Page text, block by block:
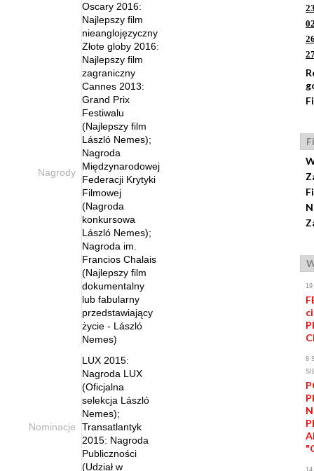
Nagrody
Oscary 2016:
Najlepszy film
nieanglojęzyczny
Złote globy 2016:
Najlepszy film
zagraniczny
Cannes 2013:
Grand Prix
Festiwalu
(Najlepszy film
László Nemes);
Nagroda
Międzynarodowej
Federacji Krytyki
Filmowej
(Nagroda
konkursowa
László Nemes);
Nagroda im.
Francios Chalais
(Najlepszy film
dokumentalny
lub fabularny
przedstawiający
życie - László
Nemes)
Nominacje
LUX 2015:
Nagroda LUX
(Oficjalna
selekcja László
Nemes);
Transatlantyk
2015: Nagroda
Publiczności
(Udział w
19
8